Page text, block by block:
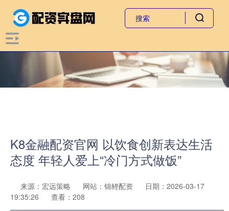
K8金融配资官网 以饮食创新表达生活
态度 年轻人爱上“冷门方式做饭”
来源：宏远策略 网站：锦鲤配资
日期：2026-03-17
19:35:26
查看：208